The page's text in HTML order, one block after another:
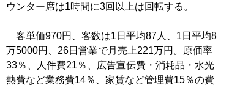
ウンター席は1時間に3回以上は回転する。
客単価970円、客数は1日平均87人、1日平均8
万5000円、26日営業で月売上221万円。原価率
33％、人件費21％、広告宣伝費・消耗品・水光
熱費など業務費14％、家賃など管理費15％の費